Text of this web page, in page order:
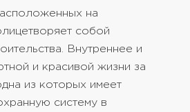
на
собой
Внутреннее и
и красивой жизни за
из которых имеет
систему в